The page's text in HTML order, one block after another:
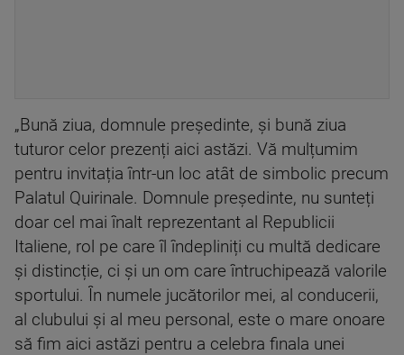
„Bună ziua, domnule președinte, și bună ziua
tuturor celor prezenți aici astăzi. Vă mulțumim
pentru invitația într-un loc atât de simbolic precum
Palatul Quirinale. Domnule președinte, nu sunteți
doar cel mai înalt reprezentant al Republicii
Italiene, rol pe care îl îndepliniți cu multă dedicare
și distincție, ci și un om care întruchipează valorile
sportului. În numele jucătorilor mei, al conducerii,
al clubului și al meu personal, este o mare onoare
să fim aici astăzi pentru a celebra finala unei